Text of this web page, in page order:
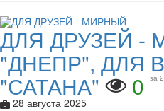
ДЛЯ ДРУЗЕЙ -
"ДНЕПР", ДЛЯ
"САТАНА" 0 за
28 августа 2025